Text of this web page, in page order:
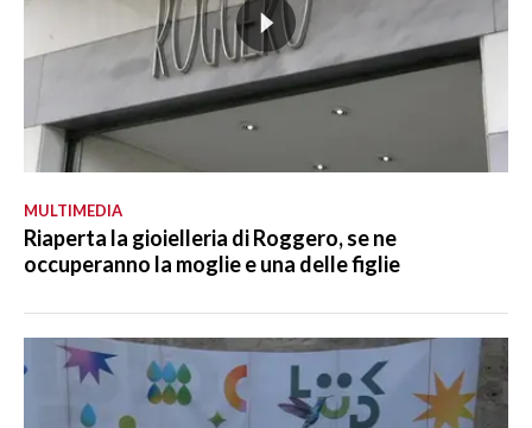
MULTIMEDIA
Riaperta la gioielleria di Roggero, se ne
occuperanno la moglie e una delle figlie